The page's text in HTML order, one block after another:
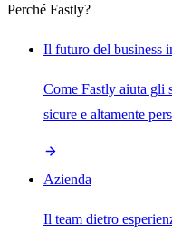
Perché Fastly?
Il futuro del business
Come Fastly aiuta gli
sicure e altamente
Azienda
Il team dietro